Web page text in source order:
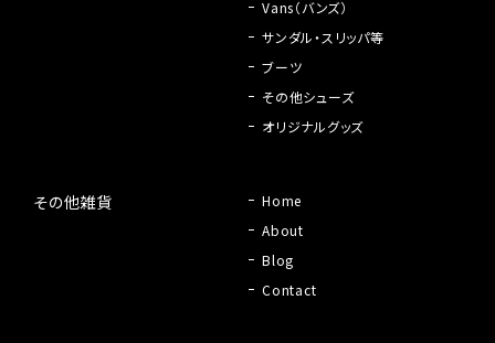
Vans（バンズ）
サンダル・スリッパ等
ブーツ
その他シューズ
オリジナルグッズ
その他雑貨
Home
About
Blog
Contact